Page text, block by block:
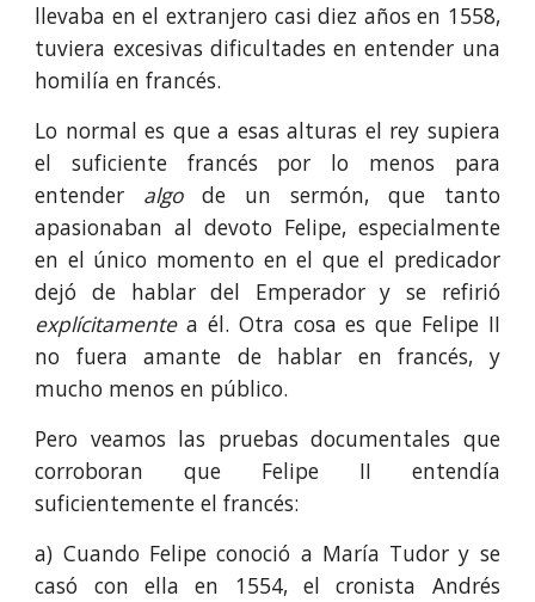
llevaba en el extranjero casi diez años en 1558,
tuviera excesivas dificultades en entender una
homilía en francés.
Lo normal es que a esas alturas el rey supiera
el suficiente francés por lo menos para
entender algode un sermón, que tanto
apasionaban al devoto Felipe, especialmente
en el único momento en el que el predicador
dejó de hablar del Emperador y se refirió
explícitamentea él. Otra cosa es que Felipe II
no fuera amante de hablar en francés, y
mucho menos en público.
Pero veamos las pruebas documentales que
corroboran que Felipe II entendía
suficientemente el francés:
a) Cuando Felipe conoció a María Tudor y se
casó con ella en 1554, el cronista Andrés